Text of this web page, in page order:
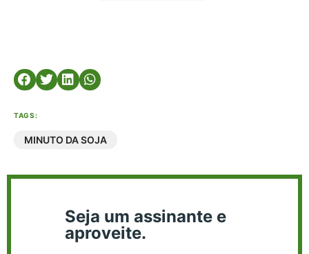
TAGS:
MINUTO DA SOJA
Seja um assinante e
aproveite.